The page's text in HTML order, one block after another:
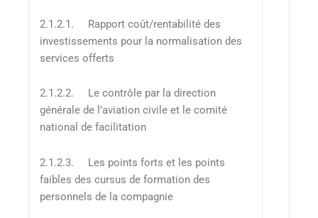
2.1.2.1. Rapport coût/rentabilité des
investissements pour la normalisation des
services offerts
2.1.2.2. Le contrôle par la direction
générale de l’aviation civile et le comité
national de facilitation
2.1.2.3. Les points forts et les points
faibles des cursus de formation des
personnels de la compagnie